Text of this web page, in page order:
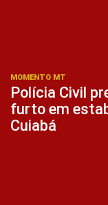
MOMENTO MT
Polícia Civil
furto em
Cuiabá